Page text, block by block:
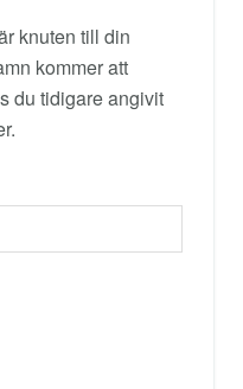
knuten till din
kommer att
du tidigare angivit